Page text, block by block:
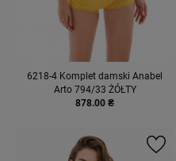
6218-4 Komplet damski Anabel
Arto 794/33 ŻÓŁTY
878.00 ₴